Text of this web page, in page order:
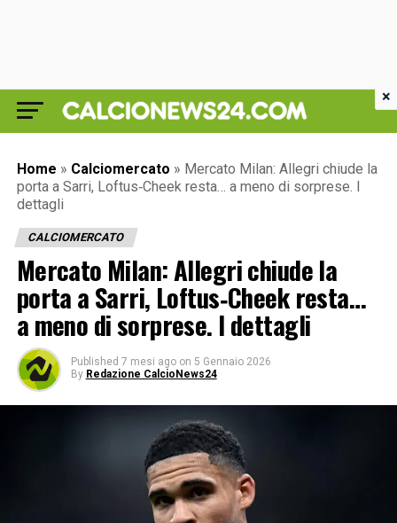
Home » Calciomercato » Mercato Milan: Allegri chiude la
porta a Sarri, Loftus‑Cheek resta… a meno di sorprese. I
dettagli
CALCIOMERCATO
Mercato Milan: Allegri chiude la
porta a Sarri, Loftus‑Cheek resta…
a meno di sorprese. I dettagli
Published 7 mesi ago on 5 Gennaio 2026
By Redazione CalcioNews24
×